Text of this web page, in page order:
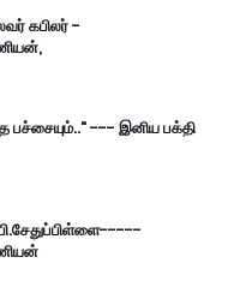
கபிலர் -
பச்சையும்.." --- இனிய பக்தி